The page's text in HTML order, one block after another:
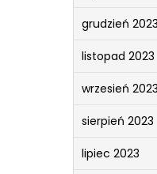
grudzień 2023
listopad 2023
wrzesień 2023
sierpień 2023
lipiec 2023